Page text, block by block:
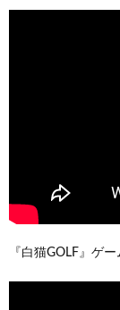
『白猫GOLF』ゲ